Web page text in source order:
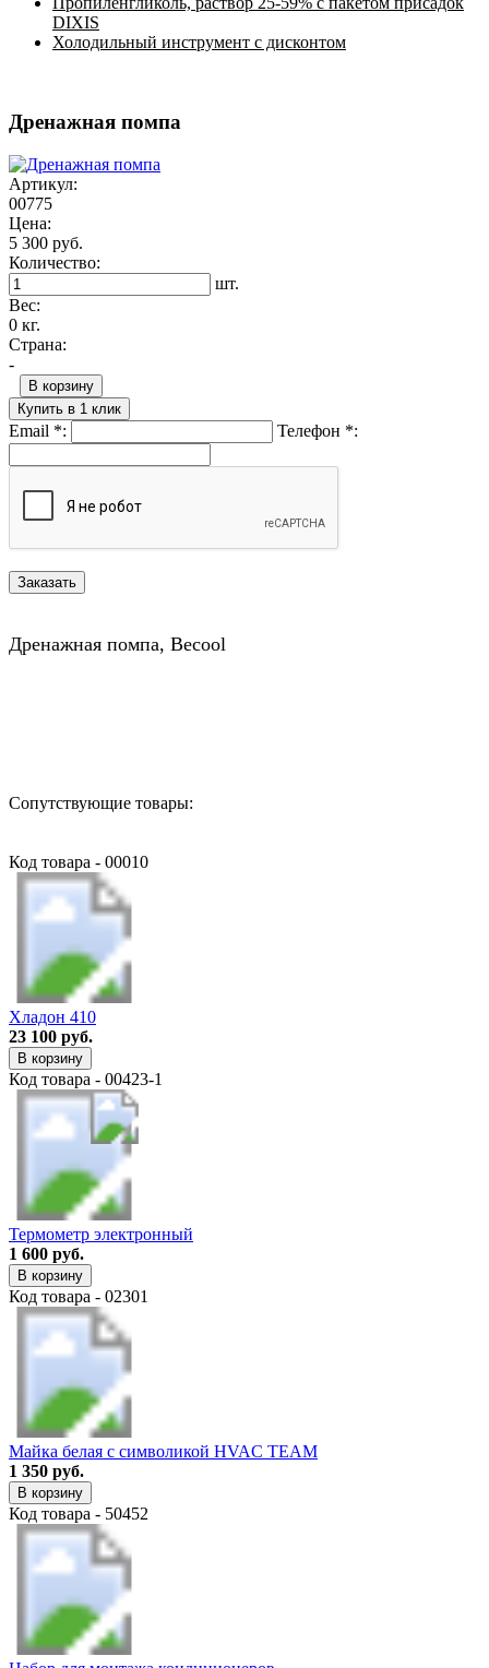
DIXIS
Холодильный инструмент с дисконтом
Дренажная помпа
Артикул:
00775
Цена:
5 300 руб.
Количество:
шт.
Вес:
0 кг.
Страна:
-
В корзину
Купить в 1 клик
Email *: Телефон *:
Дренажная помпа, Becool
Сопутствующие товары:
Код товара - 00010
Хладон 410
23 100 руб.
В корзину
Код товара - 00423-1
Термометр электронный
1 600 руб.
В корзину
Код товара - 02301
Майка белая с символикой HVAC TEAM
1 350 руб.
В корзину
Код товара - 50452